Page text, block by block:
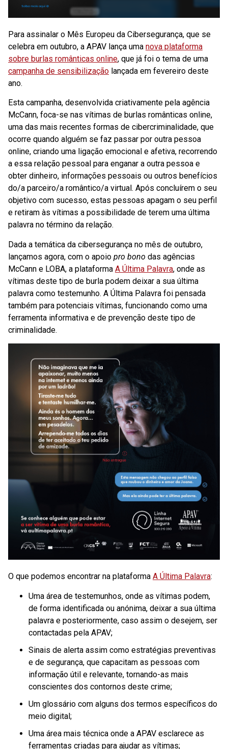
Para assinalar o Mês Europeu da Cibersegurança, que se
celebra em outubro, a APAV lança uma nova plataforma
sobre burlas românticas online, que já foi o tema de uma
campanha de sensibilização lançada em fevereiro deste
ano.
Esta campanha, desenvolvida criativamente pela agência
McCann, foca-se nas vítimas de burlas românticas online,
uma das mais recentes formas de cibercriminalidade, que
ocorre quando alguém se faz passar por outra pessoa
online, criando uma ligação emocional e afetiva, recorrendo
a essa relação pessoal para enganar a outra pessoa e
obter dinheiro, informações pessoais ou outros benefícios
do/a parceiro/a romântico/a virtual. Após concluírem o seu
objetivo com sucesso, estas pessoas apagam o seu perfil
e retiram às vítimas a possibilidade de terem uma última
palavra no término da relação.
Dada a temática da cibersegurança no mês de outubro,
lançamos agora, com o apoio pro bono das agências
McCann e LOBA, a plataforma A Última Palavra, onde as
vítimas deste tipo de burla podem deixar a sua última
palavra como testemunho. A Última Palavra foi pensada
também para potenciais vítimas, funcionando como uma
ferramenta informativa e de prevenção deste tipo de
criminalidade.
O que podemos encontrar na plataforma A Última Palavra:
Uma área de testemunhos, onde as vítimas podem,
de forma identificada ou anónima, deixar a sua última
palavra e posteriormente, caso assim o desejem, ser
contactadas pela APAV;
Sinais de alerta assim como estratégias preventivas
e de segurança, que capacitam as pessoas com
informação útil e relevante, tornando-as mais
conscientes dos contornos deste crime;
Um glossário com alguns dos termos específicos do
meio digital;
Uma área mais técnica onde a APAV esclarece as
ferramentas criadas para ajudar as vítimas;